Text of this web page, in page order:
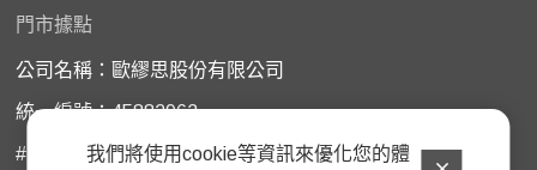
門市據點
公司名稱：歐繆思股份有限公司
統一編號：45882963
# 門市購買商品如需諮詢服務﹐請洽原購買門市
我們將使用cookie等資訊來優化您的體